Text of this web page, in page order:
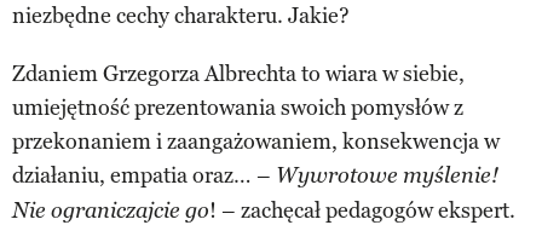
niezbędne cechy charakteru. Jakie?
Zdaniem Grzegorza Albrechta to wiara w siebie,
umiejętność prezentowania swoich pomysłów z
przekonaniem i zaangażowaniem, konsekwencja w
działaniu, empatia oraz… – Wywrotowe myślenie!
Nie ograniczajcie go! – zachęcał pedagogów ekspert.